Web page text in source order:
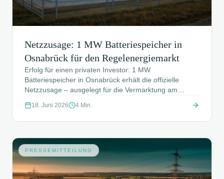
Netzzusage: 1 MW Batteriespeicher in
Osnabrück für den Regelenergiemarkt
Erfolg für einen privaten Investor: 1 MW
Batteriespeicher in Osnabrück erhält die offizielle
Netzzusage – ausgelegt für die Vermarktung am
Netzanfrage strukturiert zur Zusage geführt hat und
warum 1 MW die wirtschaftlich entscheidende Schwelle
18. Juni 2026 4 Min.
PRESSEMITTEILUNG